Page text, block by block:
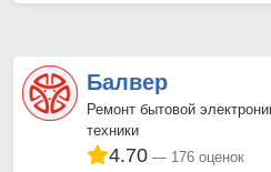
Балвер
Ремонт бытовой
техники
4.70 176 оценок